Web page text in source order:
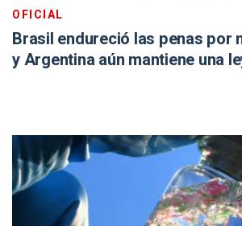
OFICIAL
Brasil endureció las penas por
y Argentina aún mantiene una